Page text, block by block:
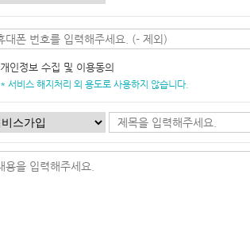
개인정보 수집 및 이용동의
* 서비스 해지처리 외 용도로 사용하지 않습니다.